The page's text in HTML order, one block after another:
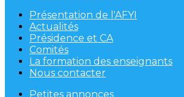
Présentation de l'AFYI
Actualités
Présidence et CA
Comités
La formation des enseignants
Nous contacter
Petites annonces